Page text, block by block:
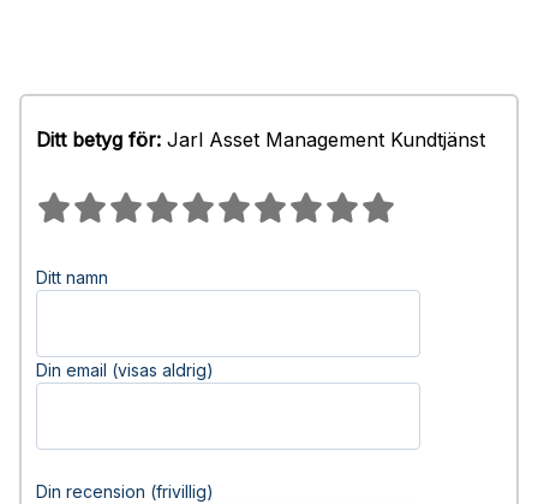
Ditt betyg för: Jarl Asset Management Kundtjänst
Ditt namn
Din email (visas aldrig)
Din recension (frivillig)